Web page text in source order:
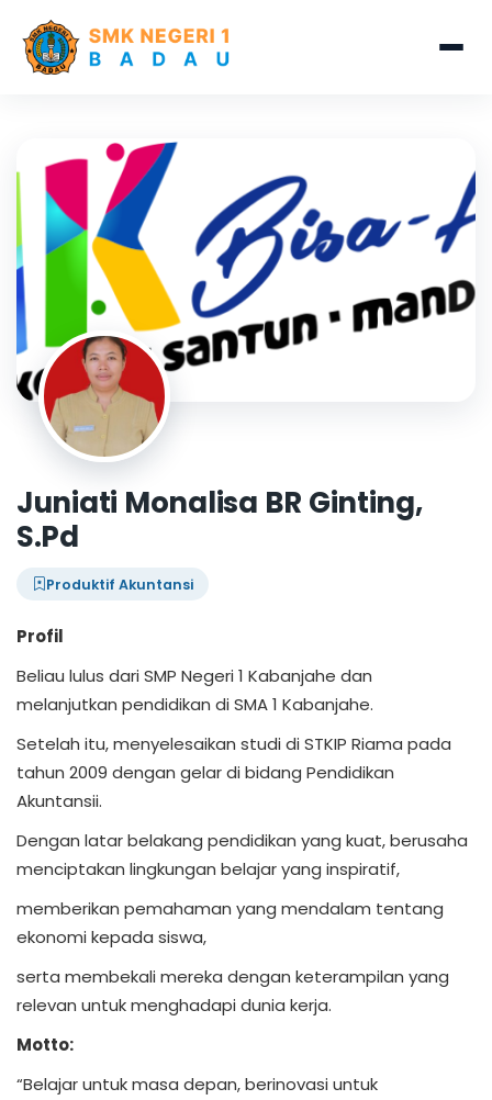
Juniati Monalisa BR Ginting,
S.Pd
Produktif Akuntansi
Profil
Beliau lulus dari SMP Negeri 1 Kabanjahe dan
melanjutkan pendidikan di SMA 1 Kabanjahe.
Setelah itu, menyelesaikan studi di STKIP Riama pada
tahun 2009 dengan gelar di bidang Pendidikan
Akuntansii.
Dengan latar belakang pendidikan yang kuat, berusaha
menciptakan lingkungan belajar yang inspiratif,
memberikan pemahaman yang mendalam tentang
ekonomi kepada siswa,
serta membekali mereka dengan keterampilan yang
relevan untuk menghadapi dunia kerja.
Motto:
“Belajar untuk masa depan, berinovasi untuk